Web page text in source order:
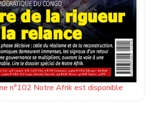
n°102 Notre Afrik est disponible